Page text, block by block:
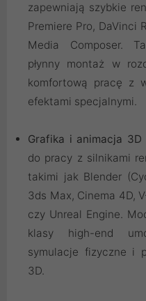
zapewniają szybkie
Premiere Pro, DaVinci
Media Composer.
płynny montaż w
komfortową pracę z
efektami specjalnymi.
Grafika i animacja 3D
do pracy z silnikami
takimi jak Blender
3ds Max, Cinema 4D,
czy Unreal Engine.
klasy high-end
symulacje fizyczne i
3D.